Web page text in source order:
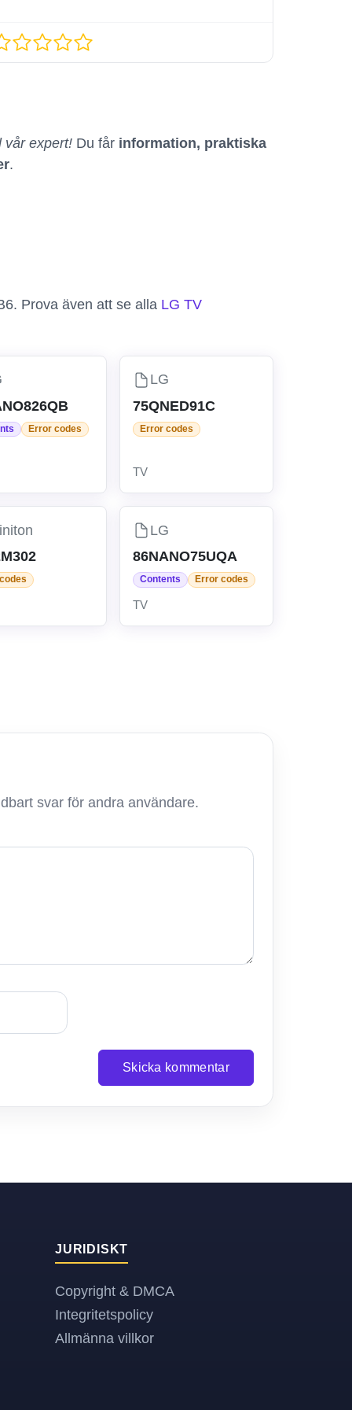
vår expert! Du får information, praktiska
.
Prova även att se alla LG TV
Error codes
LG
75QNED91C
Error codes
TV
LG
86NANO75UQA
Contents Error codes
TV
svar för andra användare.
Skicka kommentar
JURIDISKT
Copyright & DMCA
Integritetspolicy
Allmänna villkor